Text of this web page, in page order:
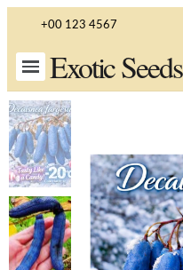
+00 123 4567
Exotic Seeds